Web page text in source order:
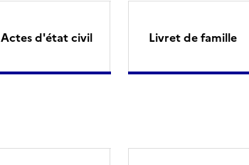
Actes d'état civil Livret de famille